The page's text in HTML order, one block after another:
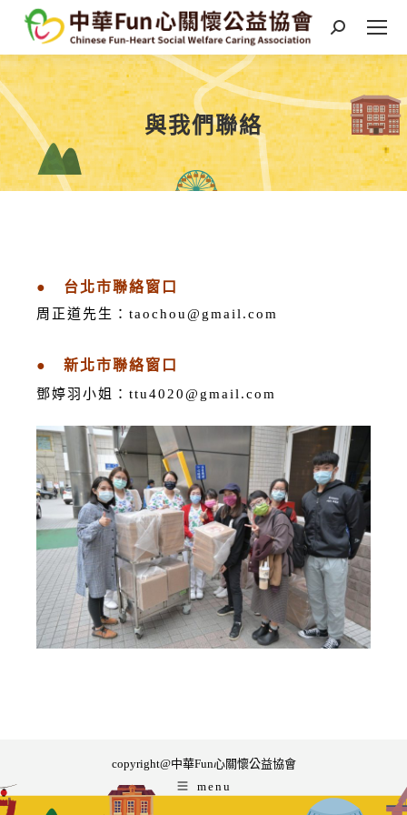
與我們聯絡
You are here:
● 台北市聯絡窗口
周正道先生：taochou@gmail.com
● 新北市聯絡窗口
鄧婷羽小姐： ttu4020@gmail.com
copyright@中華Fun心關懷公益協會
menu